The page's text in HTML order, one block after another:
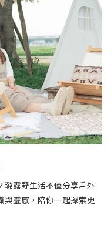
璐露野生活不僅分享戶外
與靈感，陪你一起探索更